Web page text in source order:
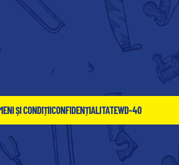
ȘI CONDIȚIICONFIDENȚIALITATEWD-40